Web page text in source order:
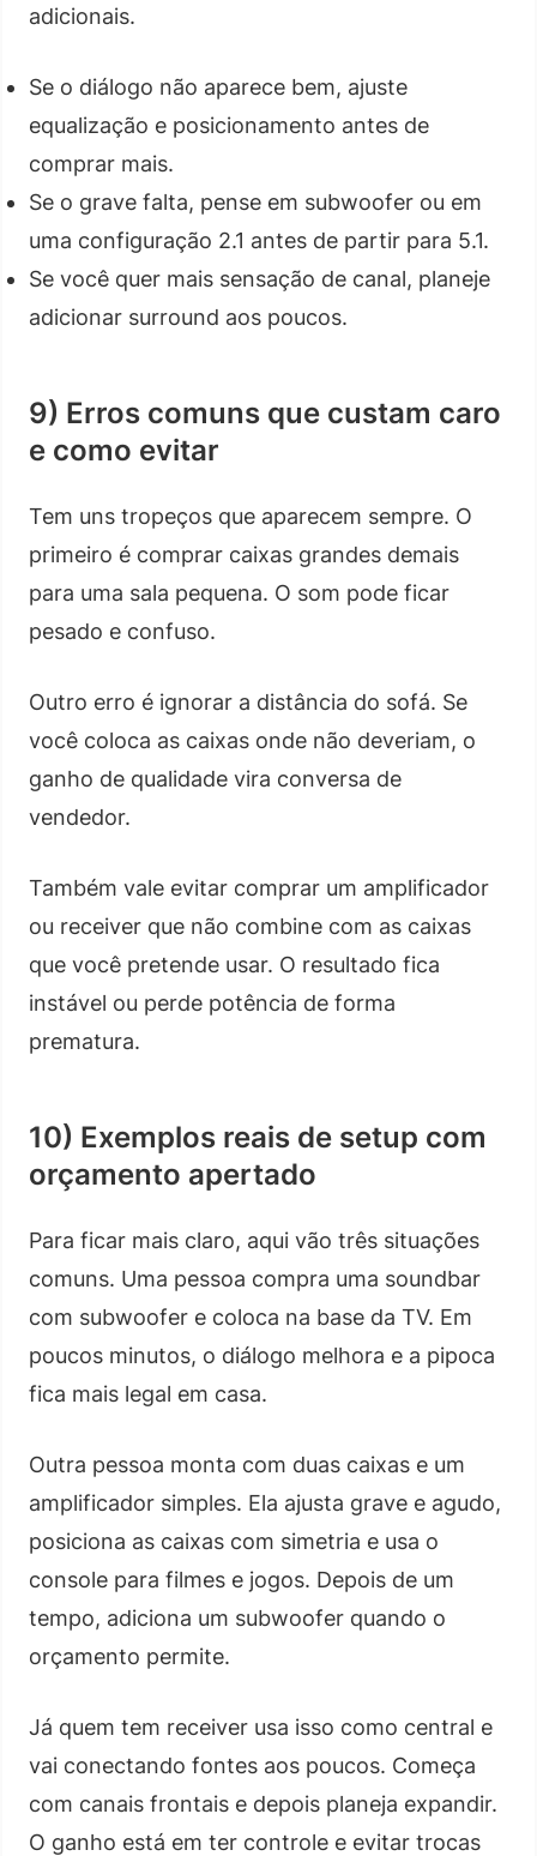
adicionais.
Se o diálogo não aparece bem, ajuste
equalização e posicionamento antes de
comprar mais.
Se o grave falta, pense em subwoofer ou em
uma configuração 2.1 antes de partir para 5.1.
Se você quer mais sensação de canal, planeje
adicionar surround aos poucos.
9) Erros comuns que custam caro
e como evitar
Tem uns tropeços que aparecem sempre. O
primeiro é comprar caixas grandes demais
para uma sala pequena. O som pode ficar
pesado e confuso.
Outro erro é ignorar a distância do sofá. Se
você coloca as caixas onde não deveriam, o
ganho de qualidade vira conversa de
vendedor.
Também vale evitar comprar um amplificador
ou receiver que não combine com as caixas
que você pretende usar. O resultado fica
instável ou perde potência de forma
prematura.
10) Exemplos reais de setup com
orçamento apertado
Para ficar mais claro, aqui vão três situações
comuns. Uma pessoa compra uma soundbar
com subwoofer e coloca na base da TV. Em
poucos minutos, o diálogo melhora e a pipoca
fica mais legal em casa.
Outra pessoa monta com duas caixas e um
amplificador simples. Ela ajusta grave e agudo,
posiciona as caixas com simetria e usa o
console para filmes e jogos. Depois de um
tempo, adiciona um subwoofer quando o
orçamento permite.
Já quem tem receiver usa isso como central e
vai conectando fontes aos poucos. Começa
com canais frontais e depois planeja expandir.
O ganho está em ter controle e evitar trocas